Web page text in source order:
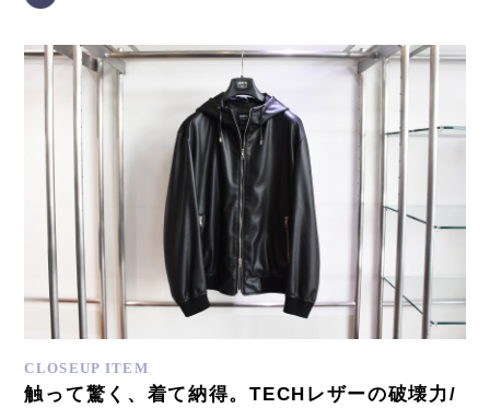
CLOSEUP ITEM
触って驚く、着て納得。TECHレザーの破壊力/